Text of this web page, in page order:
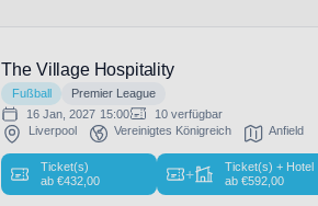
The Village Hospitality
Fußball
Premier League
16 Jan, 2027 15:00
10 verfügbar
Liverpool
Vereinigtes Königreich Anfield
Ticket(s)
ab€432,00 +
Ticket(s) + Hotel
ab€592,00